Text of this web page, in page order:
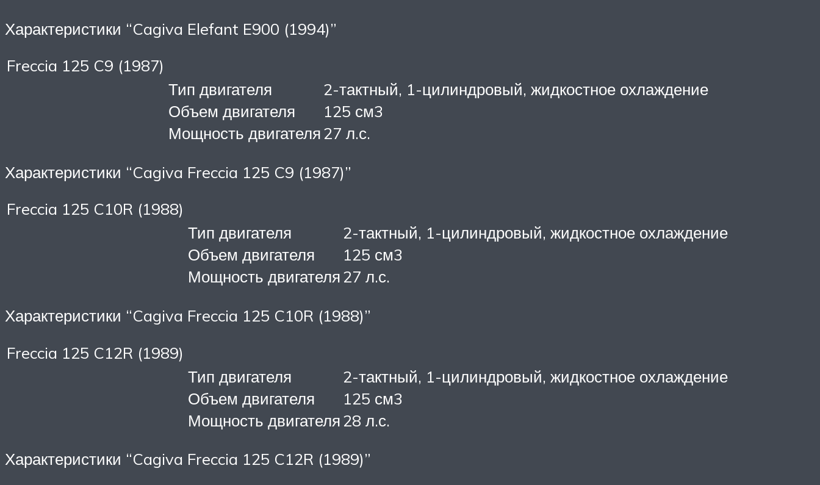
Характеристики “Cagiva Elefant E900 (1994)”
Freccia 125 C9 (1987)
Тип двигателя
2-тактный, 1-цилиндровый, жидкостное охлаждение
Объем двигателя
125 см3
Мощность двигателя27 л.с.
Характеристики “Cagiva Freccia 125 C9 (1987)”
Freccia 125 C10R (1988)
Тип двигателя
2-тактный, 1-цилиндровый, жидкостное охлаждение
Объем двигателя
125 см3
Мощность двигателя27 л.с.
Характеристики “Cagiva Freccia 125 C10R (1988)”
Freccia 125 C12R (1989)
Тип двигателя
2-тактный, 1-цилиндровый, жидкостное охлаждение
Объем двигателя
125 см3
Мощность двигателя28 л.с.
Характеристики “Cagiva Freccia 125 C12R (1989)”